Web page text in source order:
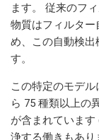
ます。 従来のフ
物質はフィルター
め、この自動検出
す。
この特定のモデ
ら 75 種類以上の
が含まれていま
浄する働きもあ